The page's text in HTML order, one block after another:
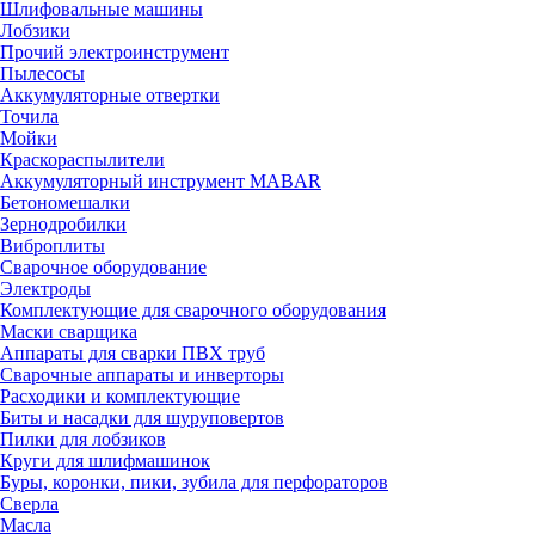
Шлифовальные машины
Лобзики
Прочий электроинструмент
Пылесосы
Аккумуляторные отвертки
Точила
Мойки
Краскораспылители
Аккумуляторный инструмент MABAR
Бетономешалки
Зернодробилки
Виброплиты
Сварочное оборудование
Электроды
Комплектующие для сварочного оборудования
Маски сварщика
Аппараты для сварки ПВХ труб
Сварочные аппараты и инверторы
Расходики и комплектующие
Биты и насадки для шуруповертов
Пилки для лобзиков
Круги для шлифмашинок
Буры, коронки, пики, зубила для перфораторов
Сверла
Масла